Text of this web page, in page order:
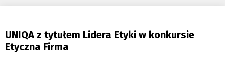
UNIQA z tytułem Lidera Etyki w konkursie
Etyczna Firma